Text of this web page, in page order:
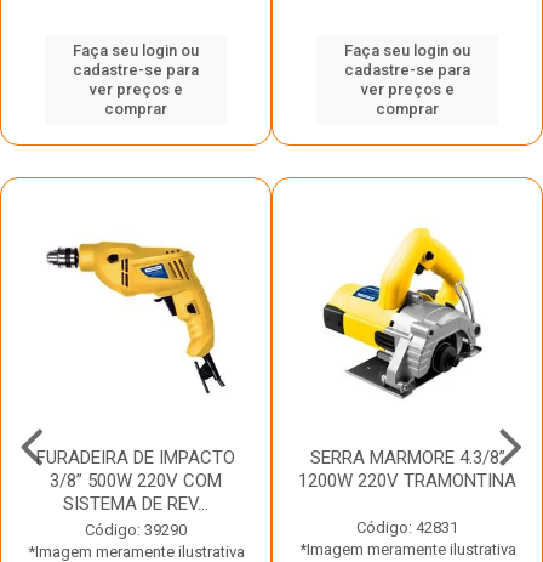
Faça seu login ou
cadastre-se para
ver preços e
comprar
Faça seu login ou
cadastre-se para
ver preços e
comprar
FURADEIRA DE IMPACTO
3/8” 500W 220V COM
SISTEMA DE REV...
Código: 39290
*Imagem meramente ilustrativa
SERRA MARMORE 4.3/8”
1200W 220V TRAMONTINA
Código: 42831
*Imagem meramente ilustrativa